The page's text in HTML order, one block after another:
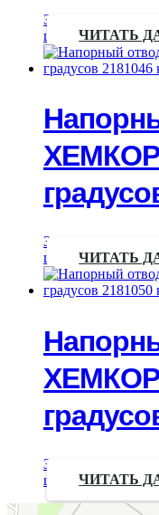
Запрос
цены
ЧИТАТЬ
ХЕМКОР
Запрос
цены
ЧИТАТЬ
ХЕМКОР
Запрос
цены
ЧИТАТЬ